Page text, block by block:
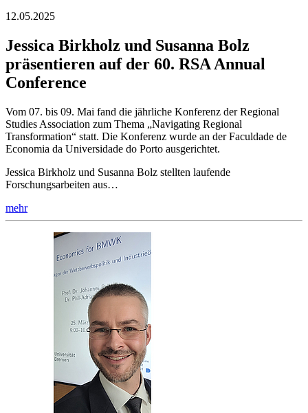
12.05.2025
Jessica Birkholz und Susanna Bolz
präsentieren auf der 60. RSA Annual
Conference
Vom 07. bis 09. Mai fand die jährliche Konferenz der Regional
Studies Association zum Thema „Navigating Regional
Transformation“ statt. Die Konferenz wurde an der Faculdade de
Economia da Universidade do Porto ausgerichtet.
Jessica Birkholz und Susanna Bolz stellten laufende
Forschungsarbeiten aus…
mehr